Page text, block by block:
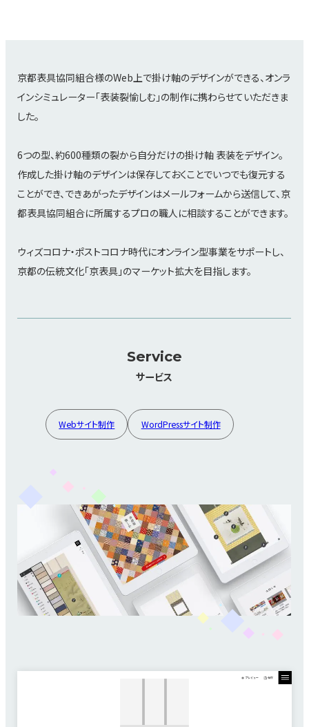
京都表具協同組合様のWeb上で掛け軸のデザインができる、オンラ
インシミュレーター「表装裂愉しむ」の制作に携わらせていただきま
した。
6つの型、約600種類の裂から自分だけの掛け軸 表装をデザイン。
作成した掛け軸のデザインは保存しておくことでいつでも復元する
ことができ、できあがったデザインはメールフォームから送信して、京
都表具協同組合に所属するプロの職人に相談することができます。
ウィズコロナ・ポストコロナ時代にオンライン型事業をサポートし、
京都の伝統文化「京表具」のマーケット拡大を目指します。
Service
サービス
Webサイト制作 WordPressサイト制作